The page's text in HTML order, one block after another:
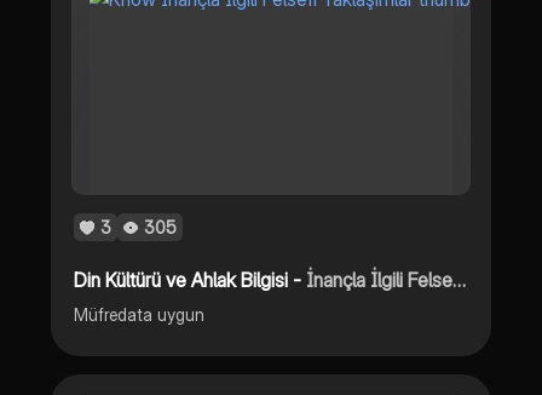
3 305
Din Kültürü ve Ahlak Bilgisi - İnançla İlgili Felsefi Yaklaşımlar
Müfredata uygun